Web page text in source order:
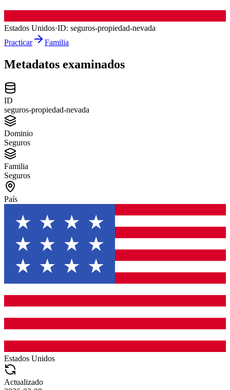
Estados Unidos·ID: seguros-propiedad-nevada
Practicar
Familia
Metadatos examinados
ID
seguros-propiedad-nevada
Dominio
Seguros
Familia
Seguros
País
Estados Unidos
Actualizado